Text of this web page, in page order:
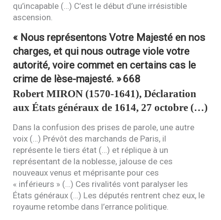
qu’incapable (…) C’est le début d’une irrésistible
ascension.
« Nous représentons Votre Majesté en nos
charges, et qui nous outrage viole votre
autorité, voire commet en certains cas le
crime de lèse-majesté. »668
RobertMIRON (1570-1641), Déclaration
aux États généraux de 1614, 27 octobre (…)
Dans la confusion des prises de parole, une autre
voix (…) Prévôt des marchands de Paris, il
représente le tiers état (…) et réplique à un
représentant de la noblesse, jalouse de ces
nouveaux venus et méprisante pour ces
« inférieurs » (…) Ces rivalités vont paralyser les
États généraux (…) Les députés rentrent chez eux, le
royaume retombe dans l’errance politique.